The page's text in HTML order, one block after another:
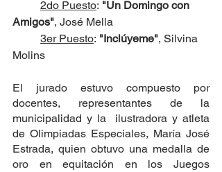
2do Puesto: "Un Domingo con
Amigos", José Mella
3er Puesto: "Inclúyeme", Silvina
Molins
El jurado estuvo compuesto por
docentes, representantes de la
municipalidad y la  ilustradora y atleta
de Olimpiadas Especiales, María José
Estrada, quien obtuvo una medalla de
oro en equitación en los Juegos